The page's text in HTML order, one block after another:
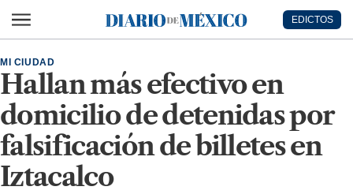
Diario de México
EDICTOS
Hallan más efectivo en
domicilio de detenidas por
falsificación de billetes en
Iztacalco
MI CIUDAD